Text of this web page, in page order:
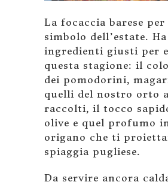
La focaccia barese
simbolo dell’estate.
ingredienti giusti per
questa stagione: il
dei pomodorini,
quelli del nostro orto
raccolti, il tocco
olive e quel profumo
origano che ti
spiaggia pugliese.
Da servire ancora